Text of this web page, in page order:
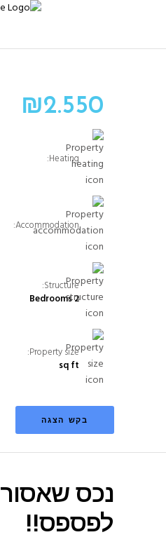
₪2.550
Property size:
sq ft
Structure:
2 Bedrooms
Accommodation:
Heating:
בקש הצגה
נכס שאסור
לפספס!!